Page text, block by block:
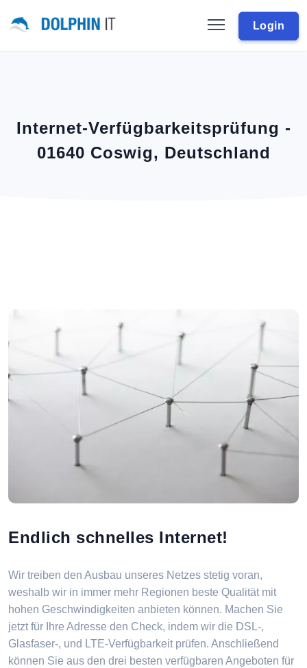
Login
Internet-Verfügbarkeitsprüfung -
01640 Coswig, Deutschland
Endlich schnelles Internet!
Wir treiben den Ausbau unseres Netzes stetig voran,
weshalb wir in immer mehr Regionen beste Qualität mit
hohen Geschwindigkeiten anbieten können. Machen Sie
jetzt für Ihre Adresse den Check, indem wir die DSL-,
Glasfaser-, und LTE-Verfügbarkeit prüfen. Anschließend
können Sie aus den drei besten verfügbaren Angeboten für